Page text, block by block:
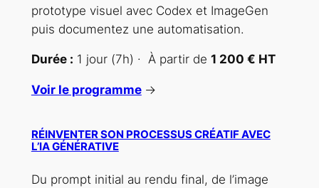
prototype visuel avec Codex et ImageGen
puis documentez une automatisation.
Durée : 1 jour (7h) · À partir de 1 200 € HT
Voir le programme →
RÉINVENTER SON PROCESSUS CRÉATIF AVEC
L’IA GÉNÉRATIVE
Du prompt initial au rendu final, de l’image